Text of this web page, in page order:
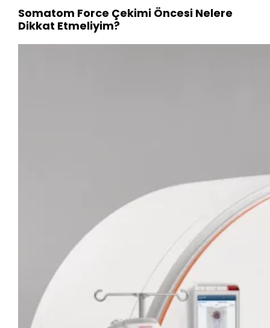
Somatom Force Çekimi Öncesi Nelere
Dikkat Etmeliyim?